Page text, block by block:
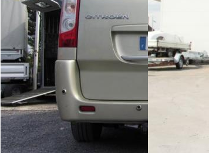
se conjugue avec ATTELAGE
depuis 1968. Les temps ont
changé depuis les premiers
attelages fabriqués à la
demande dans l’atelier, autour
d’un poste à souder et d’un étau.
L’évolution technique et la
normalisation sont passées par
là. Maintenant un attelage doit
être homologué, c’est le cas de
se conjugue
depuis 1968.
changé
attelages
demande dans
L’évolution
là.